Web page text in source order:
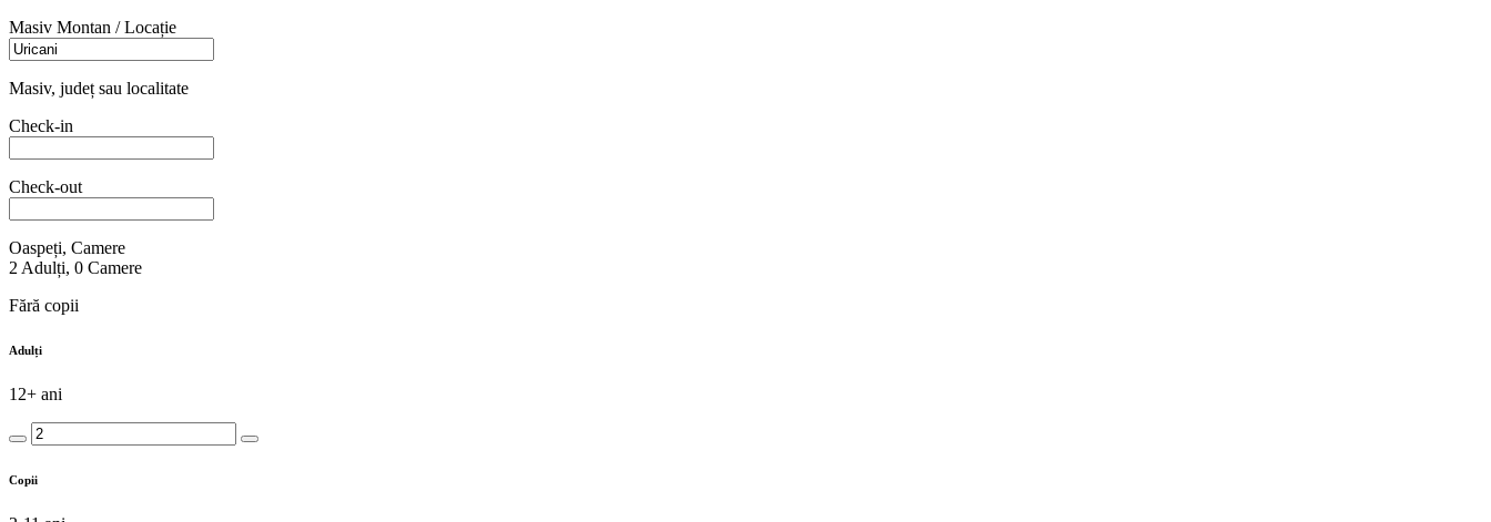
Masiv Montan / Locație
Masiv, județ sau localitate
Check-in
Check-out
Oaspeți, Camere
2 Adulți, 0 Camere
Fără copii
Adulți
12+ ani
Copii